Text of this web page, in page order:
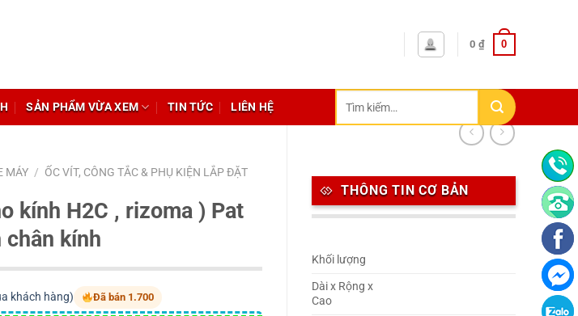
0 ₫ 0
SẢN PHẨM VỪA XEM TIN TỨC LIÊN HỆ
kiếm:
THÔNG TIN CƠ BẢN
Khối lượng
Dài x Rộng x
Cao
MÁY / ỐC VÍT, CÔNG TẮC & PHỤ KIỆN LẮP ĐẶT
kính H2C , rizoma ) Pat
chân kính
khách hàng) Đã bán 1.700